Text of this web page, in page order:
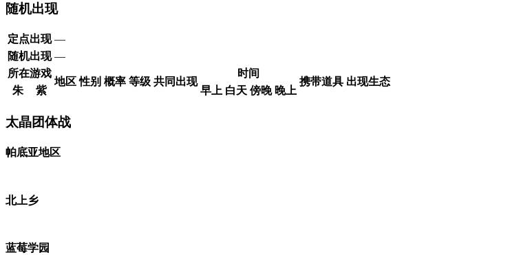
随机出现
定点出现 —
随机出现 —
所在游戏
地区 性别 概率 等级 共同出现
时间
携带道具 出现生态
朱 紫 早上 白天 傍晚 晚上
太晶团体战
帕底亚地区
北上乡
蓝莓学园